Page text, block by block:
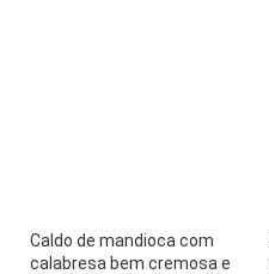
Caldo de mandioca com
calabresa bem cremosa e